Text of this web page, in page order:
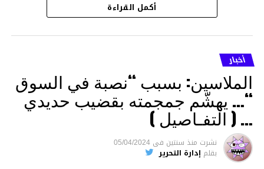
ووفقا لتقرير الطبيب الشرعي، توفيت نوكينوفا
متأثرة بصدمة في الدماغ، وكانت إحدى عظام
أنفها مكسورة وكانت هناك كدمات متعددة على
وجهها ورأسها وذراعيها ويديها.
ويواجه بيشيمباييف (43 عاما) اتهامات بالتعذيب
والقتل باستخدام العنف الشديد ويواجه عقوبة
السجن لمدة تصل إلى 20 عاما.
الأخبار
أكمل القراءة
أخبار
الملاسين: بسبب “نصبة في السوق
“… يهشّم جمجمته بقضيب حديدي
… ( التفـاصيل )
نشرت منذ سنتين فى 05/04/2024
بقلم إدارة التحرير